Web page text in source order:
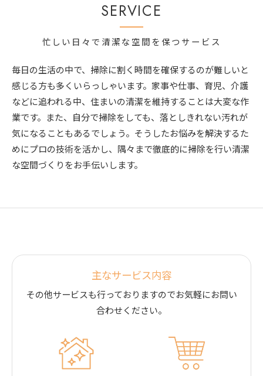
忙しい日々で清潔な空間を保つサービス
SERVICE
毎日の生活の中で、掃除に割く時間を確保するのが難しいと
感じる方も多くいらっしゃいます。家事や仕事、育児、介護
などに追われる中、住まいの清潔を維持することは大変な作
業です。また、自分で掃除をしても、落としきれない汚れが
気になることもあるでしょう。そうしたお悩みを解決するた
めにプロの技術を活かし、隅々まで徹底的に掃除を行い清潔
な空間づくりをお手伝いします。
主なサービス内容
その他サービスも行っておりますのでお気軽にお問い
合わせください。